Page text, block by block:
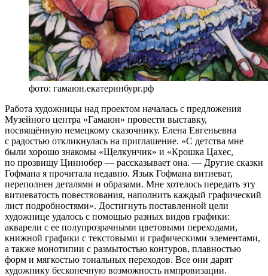
фото: гамаюн.екатеринбург.рф
Работа художницы над проектом началась с предложения
Музейного центра «Гамаюн» провести выставку,
посвящённую немецкому сказочнику. Елена Евгеньевна
с радостью откликнулась на приглашение. «С детства мне
были хорошо знакомы «Щелкунчик» и «Крошка Цахес,
по прозвищу Циннобер — рассказывает она. — Другие сказки
Гофмана я прочитала недавно. Язык Гофмана витиеват,
переполнен деталями и образами. Мне хотелось передать эту
витиеватость повествования, наполнить каждый графический
лист подробностями». Достигнуть поставленной цели
художнице удалось с помощью разных видов графики:
акварели с ее полупрозрачными цветовыми переходами,
книжной графики с текстовыми и графическими элементами,
а также монотипии с размытостью контуров, плавностью
форм и мягкостью тональных переходов. Все они дарят
художнику бесконечную возможность импровизации.